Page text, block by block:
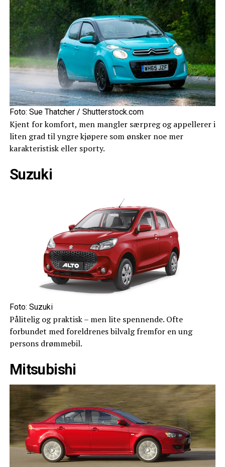
Foto: Sue Thatcher / Shutterstock.com
Kjent for komfort, men mangler særpreg og appellerer i
liten grad til yngre kjøpere som ønsker noe mer
karakteristisk eller sporty.
Suzuki
Foto: Suzuki
Pålitelig og praktisk – men lite spennende. Ofte
forbundet med foreldrenes bilvalg fremfor en ung
persons drømmebil.
Mitsubishi